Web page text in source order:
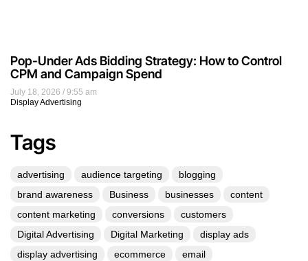
July 18, 2026
9:55 am
Display Advertising
Pop-Under Ads Bidding Strategy: How to Control
CPM and Campaign Spend
Tags
advertising audience targeting
blogging
brand awareness
Business businesses
content
content marketing
conversions
customers
Digital Advertising
Digital Marketing
display ads
display advertising
ecommerce
email